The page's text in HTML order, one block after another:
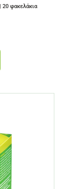
20 φακελάκια